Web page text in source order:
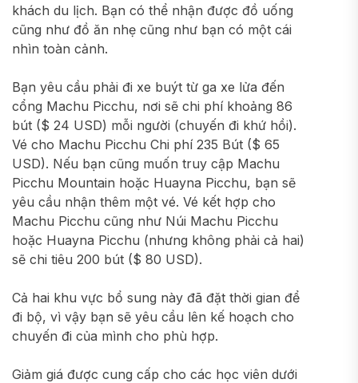
khách du lịch. Bạn có thể nhận được đồ uống
cũng như đồ ăn nhẹ cũng như bạn có một cái
nhìn toàn cảnh.
Bạn yêu cầu phải đi xe buýt từ ga xe lửa đến
cổng Machu Picchu, nơi sẽ chi phí khoảng 86
bút ($ 24 USD) mỗi người (chuyến đi khứ hồi).
Vé cho Machu Picchu Chi phí 235 Bút ($ 65
USD). Nếu bạn cũng muốn truy cập Machu
Picchu Mountain hoặc Huayna Picchu, bạn sẽ
yêu cầu nhận thêm một vé. Vé kết hợp cho
Machu Picchu cũng như Núi Machu Picchu
hoặc Huayna Picchu (nhưng không phải cả hai)
sẽ chi tiêu 200 bút ($ 80 USD).
Cả hai khu vực bổ sung này đã đặt thời gian để
đi bộ, vì vậy bạn sẽ yêu cầu lên kế hoạch cho
chuyến đi của mình cho phù hợp.
Giảm giá được cung cấp cho các học viên dưới